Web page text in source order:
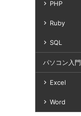
PHP
Ruby
SQL
パソコン入門
Excel
Word